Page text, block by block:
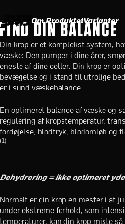
Om ProduktetVarianter
FIND DIN BALANCE
Din krop er et komplekst system,
væske: Den pumper i dine årer,
eneste af dine celler. Din krop er
bevægelse og i stand til utrolige
er i sund væskebalance.
En optimeret balance af væske og
regulering af kropstemperatur,
fordøjelse, blodtryk, blodomløb og
(1)
Dehydrering = ikke optimeret
Normalt er din krop en mester i at
under ekstreme forhold, som
temperaturer, kan din krop miste